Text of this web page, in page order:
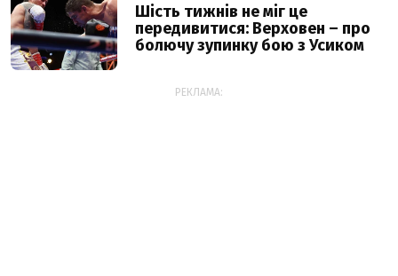
Шість тижнів не міг це
передивитися: Верховен – про
болючу зупинку бою з Усиком
РЕКЛАМА: